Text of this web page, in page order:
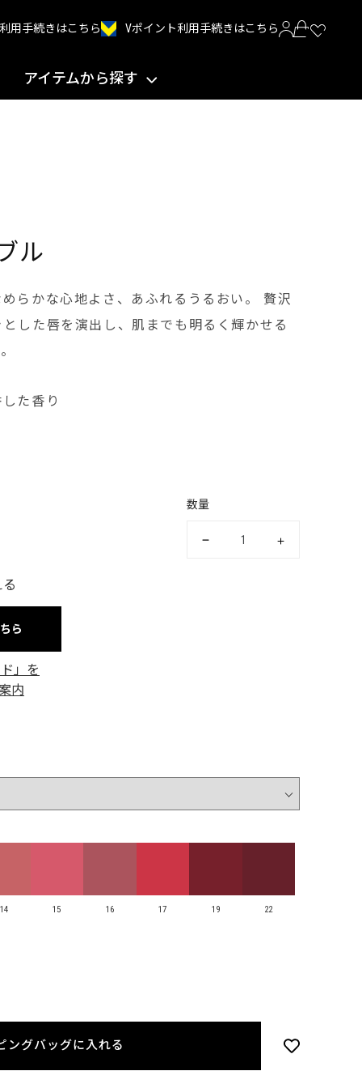
利用手続きはこちら Vポイント利用手続きはこちら
アイテムから探す
ル
らかな心地よさ、あふれるうるおい。 贅沢
した唇を演出し、肌までも明るく輝かせる
た香り
数量
る
ら
ド」を
内
14 15 16 17 19 22
ングバッグに入れる